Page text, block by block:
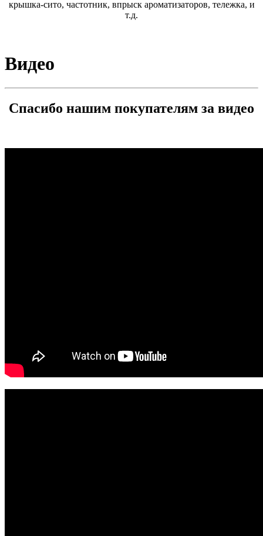
крышка-сито, частотник, впрыск ароматизаторов, тележка, и
т.д.
Видео
Спасибо нашим покупателям за видео